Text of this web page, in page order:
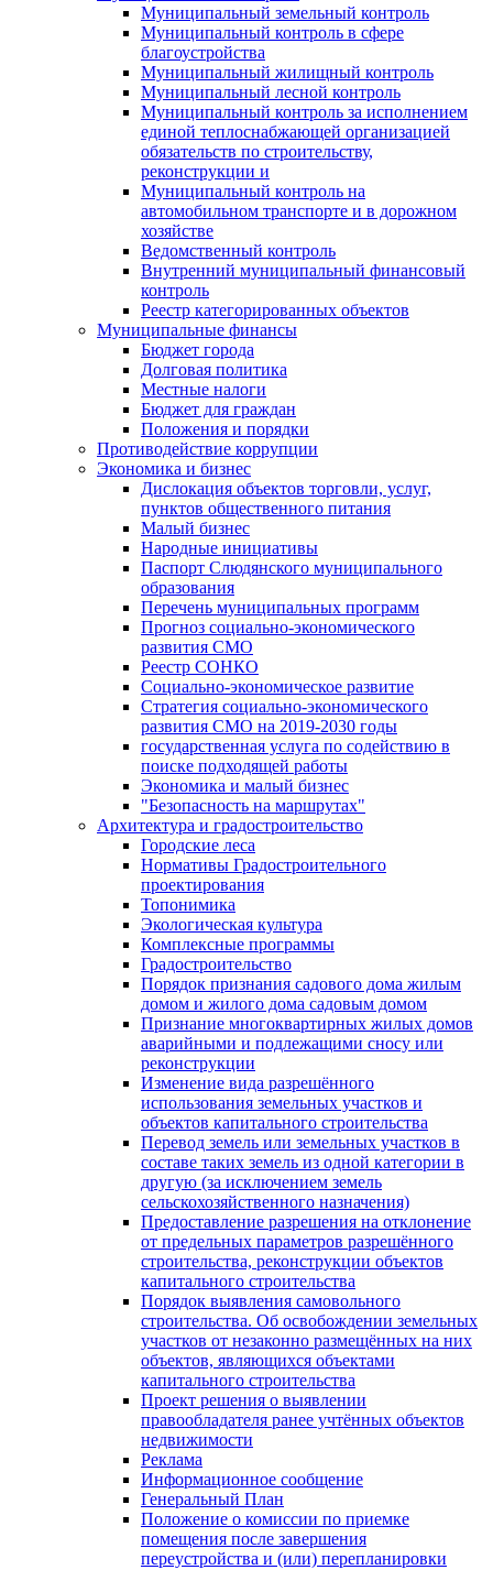
Муниципальный земельный контроль
Муниципальный контроль в сфере
благоустройства
Муниципальный жилищный контроль
Муниципальный лесной контроль
Муниципальный контроль за исполнением
единой теплоснабжающей организацией
обязательств по строительству,
реконструкции и
Муниципальный контроль на
автомобильном транспорте и в дорожном
хозяйстве
Ведомственный контроль
Внутренний муниципальный финансовый
контроль
Реестр категорированных объектов
Муниципальные финансы
Бюджет города
Долговая политика
Местные налоги
Бюджет для граждан
Положения и порядки
Противодействие коррупции
Экономика и бизнес
Дислокация объектов торговли, услуг,
пунктов общественного питания
Малый бизнес
Народные инициативы
Паспорт Слюдянского муниципального
образования
Перечень муниципальных программ
Прогноз социально-экономического
развития СМО
Реестр СОНКО
Социально-экономическое развитие
Стратегия социально-экономического
развития СМО на 2019-2030 годы
государственная услуга по содействию в
поиске подходящей работы
Экономика и малый бизнес
"Безопасность на маршрутах"
Архитектура и градостроительство
Городские леса
Нормативы Градостроительного
проектирования
Топонимика
Экологическая культура
Комплексные программы
Градостроительство
Порядок признания садового дома жилым
домом и жилого дома садовым домом
Признание многоквартирных жилых домов
аварийными и подлежащими сносу или
реконструкции
Изменение вида разрешённого
использования земельных участков и
объектов капитального строительства
Перевод земель или земельных участков в
составе таких земель из одной категории в
другую (за исключением земель
сельскохозяйственного назначения)
Предоставление разрешения на отклонение
от предельных параметров разрешённого
строительства, реконструкции объектов
капитального строительства
Порядок выявления самовольного
строительства. Об освобождении земельных
участков от незаконно размещённых на них
объектов, являющихся объектами
капитального строительства
Проект решения о выявлении
правообладателя ранее учтённых объектов
недвижимости
Реклама
Информационное сообщение
Генеральный План
Положение о комиссии по приемке
помещения после завершения
переустройства и (или) перепланировки